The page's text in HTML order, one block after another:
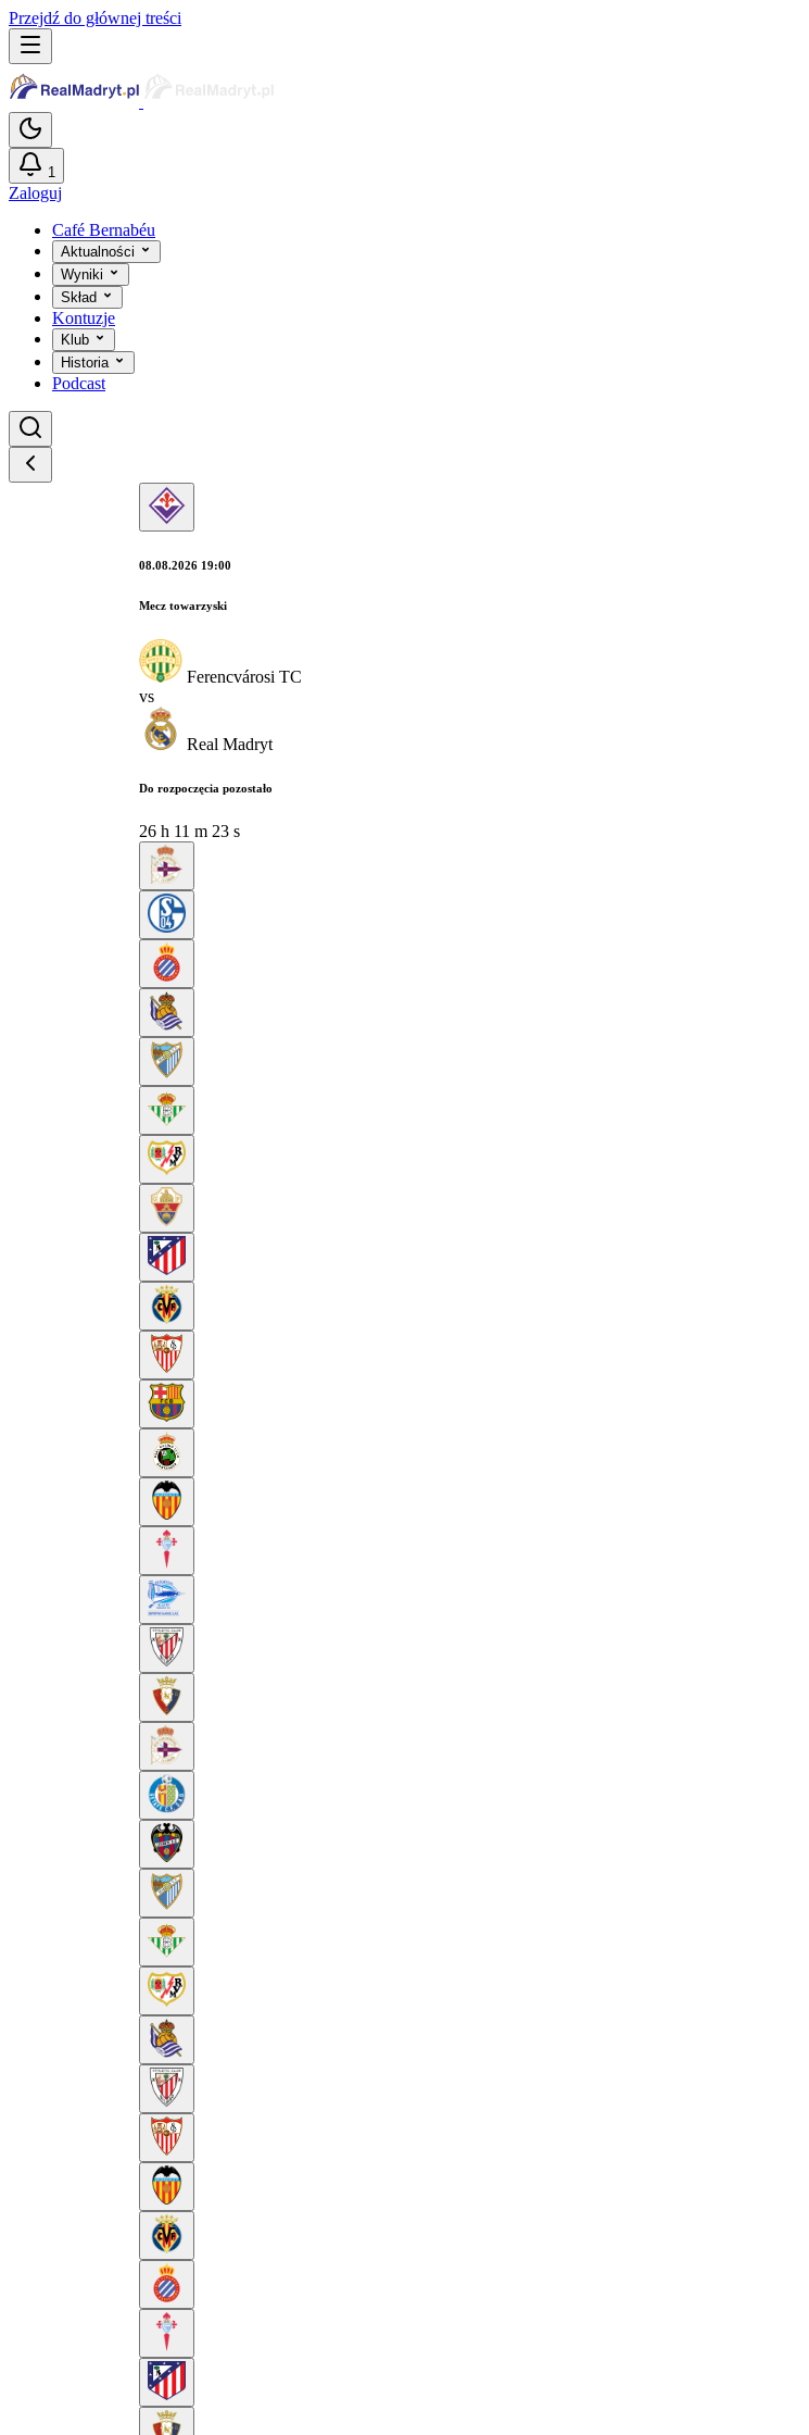
Przejdź do głównej treści
1
Zaloguj
Café Bernabéu
Aktualności
Wyniki
Skład
Kontuzje
Klub
Historia
Podcast
08.08.2026 19:00
Mecz towarzyski
Ferencvárosi TC
vs
Real Madryt
Do rozpoczęcia pozostało
26 h 11 m 22 s